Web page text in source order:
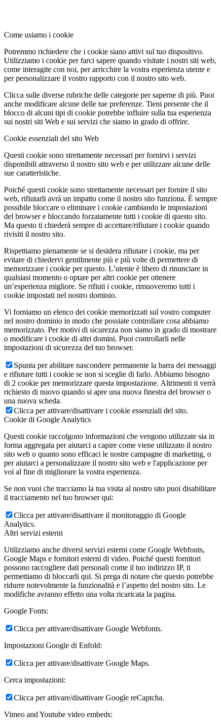
Come usiamo i cookie
Potremmo richiedere che i cookie siano attivi sul tuo dispositivo.
Utilizziamo i cookie per farci sapere quando visitate i nostri siti web,
come interagite con noi, per arricchire la vostra esperienza utente e
per personalizzare il vostro rapporto con il nostro sito web.
Clicca sulle diverse rubriche delle categorie per saperne di più. Puoi
anche modificare alcune delle tue preferenze. Tieni presente che il
blocco di alcuni tipi di cookie potrebbe influire sulla tua esperienza
sui nostri siti Web e sui servizi che siamo in grado di offrire.
Cookie essenziali del sito Web
Questi cookie sono strettamente necessari per fornirvi i servizi
disponibili attraverso il nostro sito web e per utilizzare alcune delle
sue caratteristiche.
Poiché questi cookie sono strettamente necessari per fornire il sito
web, rifiutarli avrà un impatto come il nostro sito funziona. È sempre
possibile bloccare o eliminare i cookie cambiando le impostazioni
del browser e bloccando forzatamente tutti i cookie di questo sito.
Ma questo ti chiederà sempre di accettare/rifiutare i cookie quando
rivisiti il nostro sito.
Rispettiamo pienamente se si desidera rifiutare i cookie, ma per
evitare di chiedervi gentilmente più e più volte di permettere di
memorizzare i cookie per questo. L’utente è libero di rinunciare in
qualsiasi momento o optare per altri cookie per ottenere
un’esperienza migliore. Se rifiuti i cookie, rimuoveremo tutti i
cookie impostati nel nostro dominio.
Vi forniamo un elenco dei cookie memorizzati sul vostro computer
nel nostro dominio in modo che possiate controllare cosa abbiamo
memorizzato. Per motivi di sicurezza non siamo in grado di mostrare
o modificare i cookie di altri domini. Puoi controllarli nelle
impostazioni di sicurezza del tuo browser.
Spunta per abilitare nascondere permanente la barra dei messaggi
e rifiutare tutti i cookie se non si sceglie di farlo. Abbiamo bisogno
di 2 cookie per memorizzare questa impostazione. Altrimenti ti verrà
richiesto di nuovo quando si apre una nuova finestra del browser o
una nuova scheda.
Clicca per attivare/disattivare i cookie essenziali del sito.
Cookie di Google Analytics
Questi cookie raccolgono informazioni che vengono utilizzate sia in
forma aggregata per aiutarci a capire come viene utilizzato il nostro
sito web o quanto sono efficaci le nostre campagne di marketing, o
per aiutarci a personalizzare il nostro sito web e l'applicazione per
voi al fine di migliorare la vostra esperienza.
Se non vuoi che tracciamo la tua visita al nostro sito puoi disabilitare
il tracciamento nel tuo browser qui:
Clicca per attivare/disattivare il monitoraggio di Google
Analytics.
Altri servizi esterni
Utilizziamo anche diversi servizi esterni come Google Webfonts,
Google Maps e fornitori esterni di video. Poiché questi fornitori
possono raccogliere dati personali come il tuo indirizzo IP, ti
permettiamo di bloccarli qui. Si prega di notare che questo potrebbe
ridurre notevolmente la funzionalità e l’aspetto del nostro sito. Le
modifiche avranno effetto una volta ricaricata la pagina.
Google Fonts:
Clicca per attivare/disattivare Google Webfonts.
Impostazioni Google di Enfold:
Clicca per attivare/disattivare Google Maps.
Cerca impostazioni:
Clicca per attivare/disattivare Google reCaptcha.
Vimeo and Youtube video embeds: